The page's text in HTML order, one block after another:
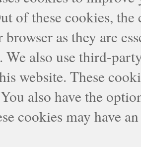
of these cookies,
browser as they are
We also use third-
website. These
also have the
cookies may have